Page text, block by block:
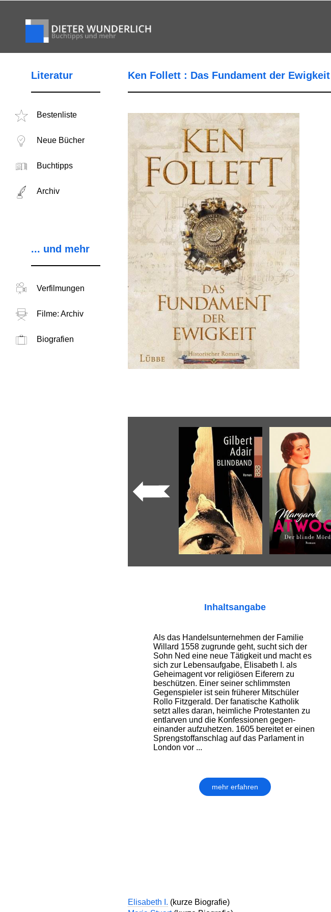
Literatur
Bestenliste
Neue Bücher
Buchtipps
Archiv
... und mehr
Verfilmungen
Filme: Archiv
Biografien
Ken Follett : Das Fundament der Ewigkeit
Inhaltsangabe
Als das Handelsunternehmen der Familie
Willard 1558 zugrunde geht, sucht sich der
Sohn Ned eine neue Tätigkeit und macht es
sich zur Lebensaufgabe, Elisabeth I. als
Geheimagent vor religiösen Eiferern zu
beschützen. Einer seiner schlimmsten
Gegenspieler ist sein früherer Mitschüler
Rollo Fitzgerald. Der fanatische Katholik
setzt alles daran, heimliche Protestanten zu
entlarven und die Konfessionen gegen­
einander aufzuhetzen. 1605 bereitet er einen
Sprengstoffanschlag auf das Parlament in
London vor ...
mehr erfahren
Elisabeth I. (kurze Biografie)